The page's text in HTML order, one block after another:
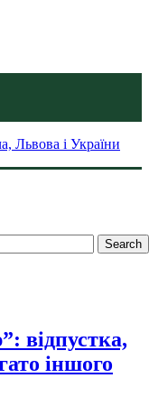
Львова і України
відпустка,
іншого